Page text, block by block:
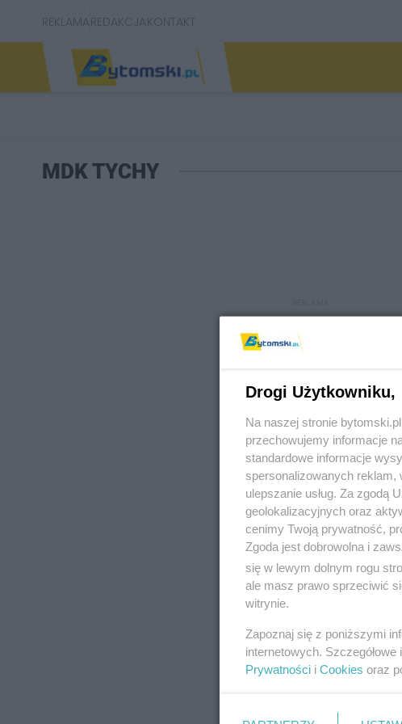
REKLAMAREDAKCJAKONTAKT
MDK TYCHY
REKLAMA
Drogi Użytkowniku,
Na naszej stronie
przechowujemy informacje
standardowe informacje
spersonalizowanych reklam,
ulepszanie usług. Za zgodą
geolokalizacyjnych oraz
cenimy Twoją prywatność,
Zgoda jest dobrowolna i
się w lewym dolnym rogu
ale masz prawo sprzeciwić
witrynie.
Zapoznaj się z poniższymi
internetowych.
Prywatności i Cookies oraz